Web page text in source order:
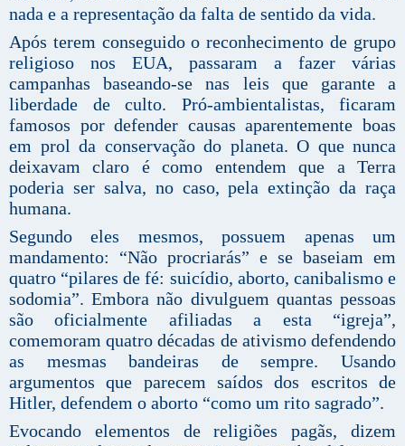
nada e a representação da falta de sentido da vida.
Após terem conseguido o reconhecimento de grupo
religioso nos EUA, passaram a fazer várias
campanhas baseando-se nas leis que garante a
liberdade de culto. Pró-ambientalistas, ficaram
famosos por defender causas aparentemente boas
em prol da conservação do planeta. O que nunca
deixavam claro é como entendem que a Terra
poderia ser salva, no caso, pela extinção da raça
humana.
Segundo eles mesmos, possuem apenas um
mandamento: “Não procriarás” e se baseiam em
quatro “pilares de fé: suicídio, aborto, canibalismo e
sodomia”. Embora não divulguem quantas pessoas
são oficialmente afiliadas a esta “igreja”,
comemoram quatro décadas de ativismo defendendo
as mesmas bandeiras de sempre. Usando
argumentos que parecem saídos dos escritos de
Hitler, defendem o aborto “como um rito sagrado”.
Evocando elementos de religiões pagãs, dizem